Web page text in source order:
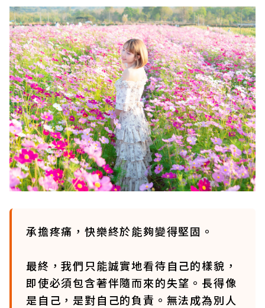
承擔疼痛，快樂終於能夠變得堅固。
最終，我們只能誠實地看待自己的樣貌，
即使必須包含著伴隨而來的失望。長得像
是自己，是對自己的負責。無法成為別人